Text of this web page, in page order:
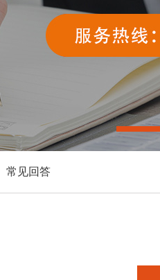
常见回答